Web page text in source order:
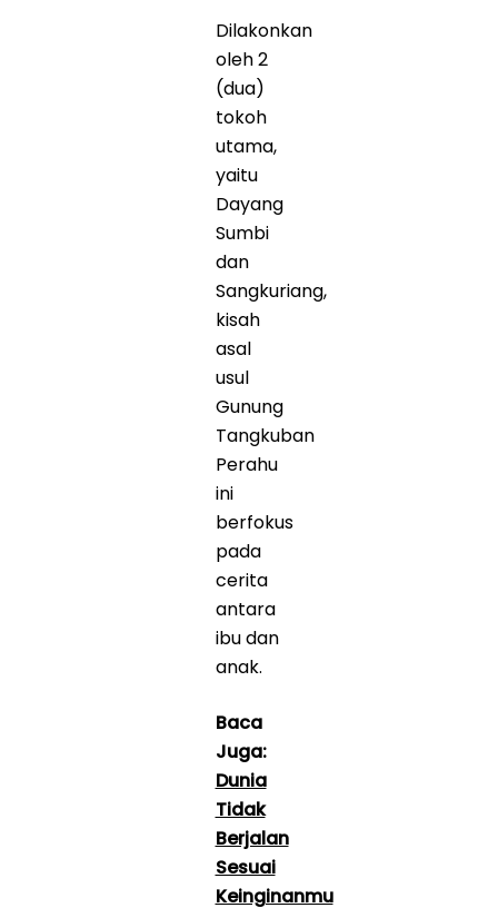
Dilakonkan
oleh 2
(dua)
tokoh
utama,
yaitu
Dayang
Sumbi
dan
Sangkuriang,
kisah
asal
usul
Gunung
Tangkuban
Perahu
ini
berfokus
pada
cerita
antara
ibu dan
anak.
Baca
Juga:
Dunia
Tidak
Berjalan
Sesuai
Keinginanmu